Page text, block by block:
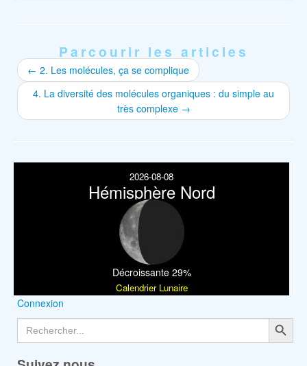
Parcourir les articles
← 2. Les molécules, ça se complique
4. La diversité des molécules organiques : du simple au
très complexe →
2026-08-08
Hémisphère Nord
Décroissante 29%
Calendrier Lunaire
Connexion
Search
for:
Search Button